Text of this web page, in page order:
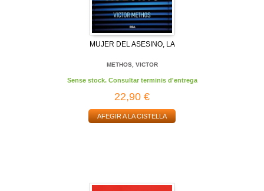
MUJER DEL ASESINO, LA
METHOS, VICTOR
Sense stock. Consultar terminis d'entrega
22,90 €
AFEGIR A LA CISTELLA